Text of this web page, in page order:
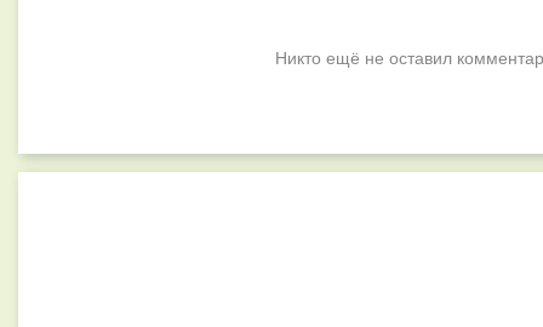
Никто ещё не оставил